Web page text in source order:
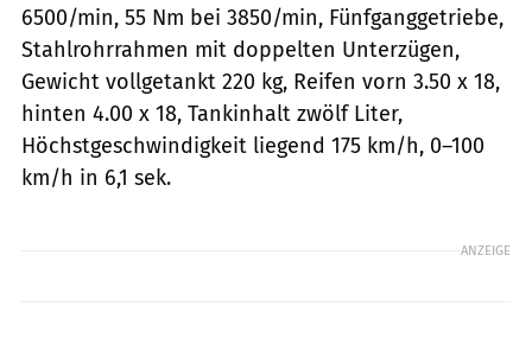
6500/min, 55 Nm bei 3850/min, Fünfganggetriebe,
Stahlrohrrahmen mit doppelten Unterzügen,
Gewicht vollgetankt 220 kg, Reifen vorn 3.50 x 18,
hinten 4.00 x 18, Tankinhalt zwölf Liter,
Höchstgeschwindigkeit liegend 175 km/h, 0–100
km/h in 6,1 sek.
ANZEIGE